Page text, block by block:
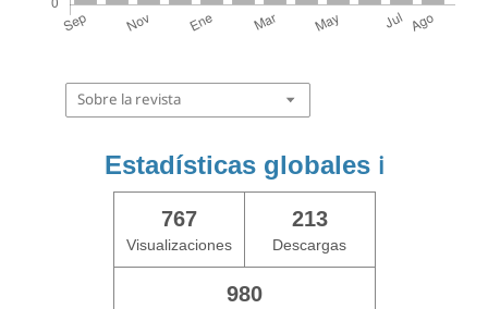
Sobre la revista
Estadísticas globales ℹ️
767
Visualizaciones
213
Descargas
980